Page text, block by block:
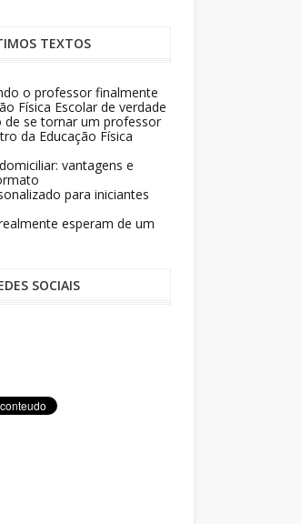
TEXTOS
o professor finalmente
Física Escolar de verdade
de se tornar um professor
da Educação Física
vantagens e
para iniciantes
esperam de um
SOCIAIS